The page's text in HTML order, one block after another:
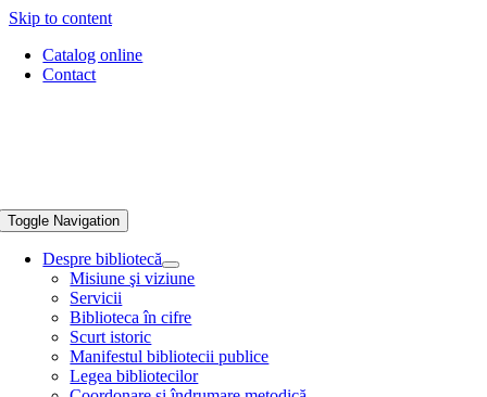
Skip to content
Catalog online
Contact
Toggle Navigation
Despre bibliotecă
Misiune şi viziune
Servicii
Biblioteca în cifre
Scurt istoric
Manifestul bibliotecii publice
Legea bibliotecilor